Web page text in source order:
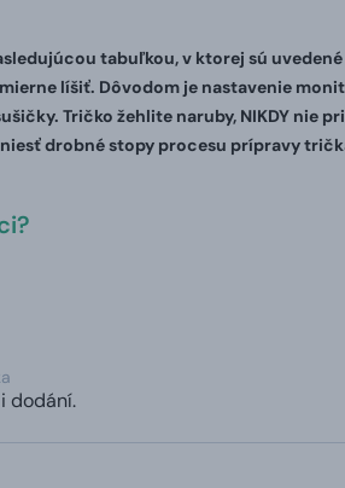
tabuľkou, v ktorej sú
líšiť. Dôvodom je nastavenie
Tričko žehlite naruby, NIKDY nie
drobné stopy procesu prípravy
dodání.